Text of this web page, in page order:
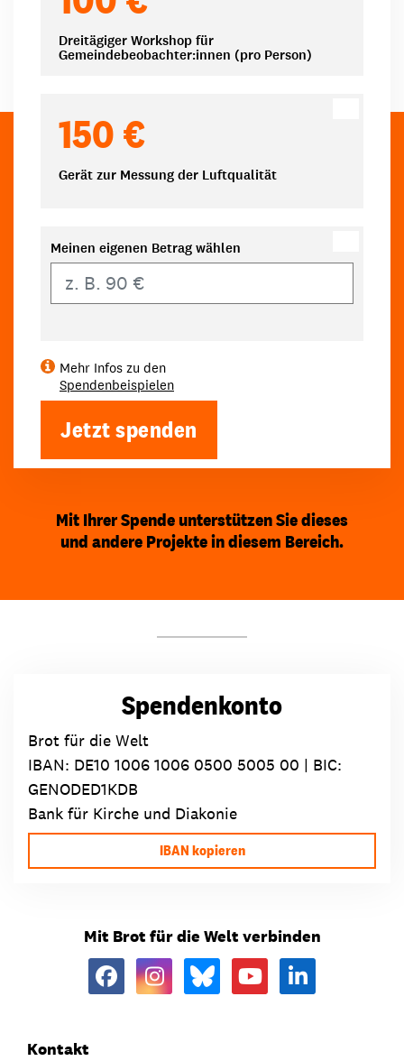
Dreitägiger Workshop für
Gemeindebeobachter:innen (pro Person)
150 €
Gerät zur Messung der Luftqualität
Meinen eigenen Betrag wählen
Mehr Infos zu den
Spendenbeispielen
Jetzt spenden
Mit Ihrer Spende unterstützen Sie dieses
und andere Projekte in diesem Bereich.
Spendenkonto
Brot für die Welt
IBAN: DE10 1006 1006 0500 5005 00 | BIC:
GENODED1KDB
Bank für Kirche und Diakonie
IBAN kopieren
Mit Brot für die Welt verbinden
Kontakt